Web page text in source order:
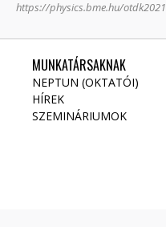
https://physics.bme.hu/otdk2021
MUNKATÁRSAKNAK
NEPTUN (OKTATÓI)
HÍREK
SZEMINÁRIUMOK